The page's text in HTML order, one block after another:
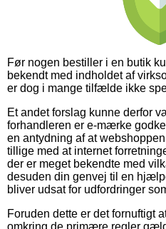
Før nogen bestiller i en butik
bekendt med indholdet af
er dog i mange tilfælde ikke
Et andet forslag kunne derfor
forhandleren er e-mærke
en antydning af at
tillige med at internet
der er meget bekendte med
desuden din genvej til en
bliver udsat for udfordringer
Foruden dette er det fornuftigt